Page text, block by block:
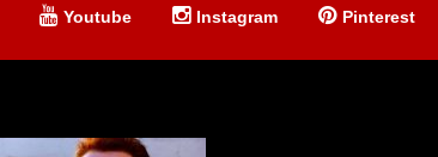
Youtube Instagram Pinterest